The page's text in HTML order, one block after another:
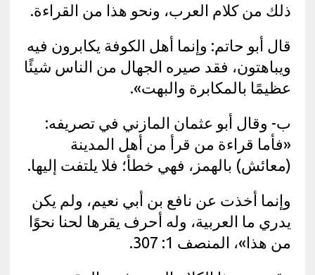
ذلك من كلام العرب، ونحو هذا من القراءة.
قال أبو حاتم: وإنما أهل الكوفة يكابرون فيه
ويباهتون، فقد صيره الجهال من الناس شيئًا
عظيمًا بالمكابرة والبهت».
ب- وقال أبو عثمان المازني في تصريفه:
«فأما قراءة من قرأ من أهل المدينة
(معائش) بالهمز، فهي خطأ؛ فلا يلتفت إليها.
وإنما أخذت عن نافع بن أبي نعيم، ولم يكن
يدري ما العربية، وله أحرف يقرها لحنا نحوًا
من هذا»، المنصف 1: 307.